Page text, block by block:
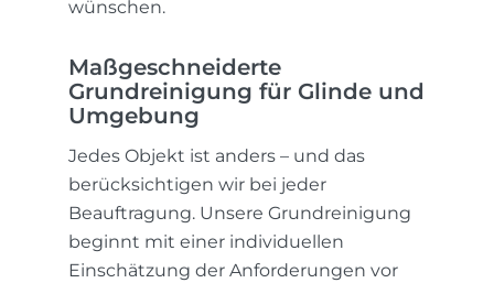
wünschen.
Maßgeschneiderte
Grundreinigung für Glinde und
Umgebung
Jedes Objekt ist anders – und das
berücksichtigen wir bei jeder
Beauftragung. Unsere Grundreinigung
beginnt mit einer individuellen
Einschätzung der Anforderungen vor